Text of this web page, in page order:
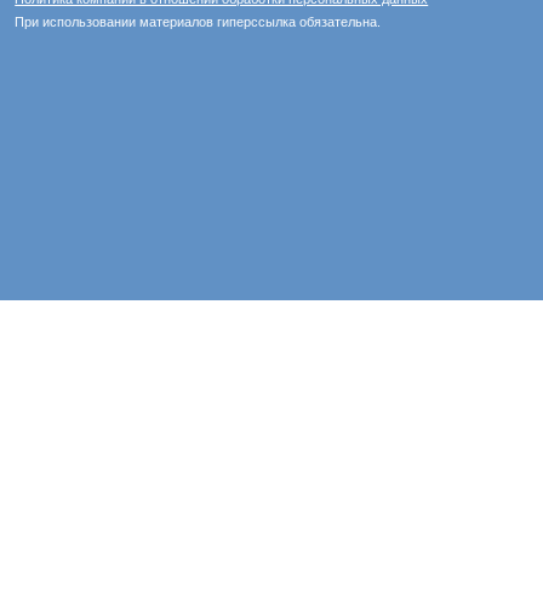
При использовании материалов гиперссылка обязательна.